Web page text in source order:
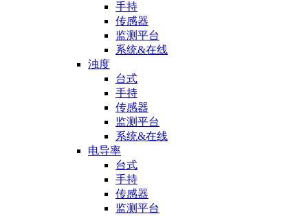
手持
传感器
监测平台
系统&在线
浊度
台式
手持
传感器
监测平台
系统&在线
电导率
台式
手持
传感器
监测平台